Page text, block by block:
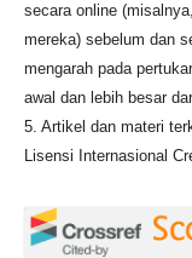
secara online
mereka) sebelum dan
mengarah pada
awal dan lebih besar
5. Artikel dan materi
Lisensi Internasional